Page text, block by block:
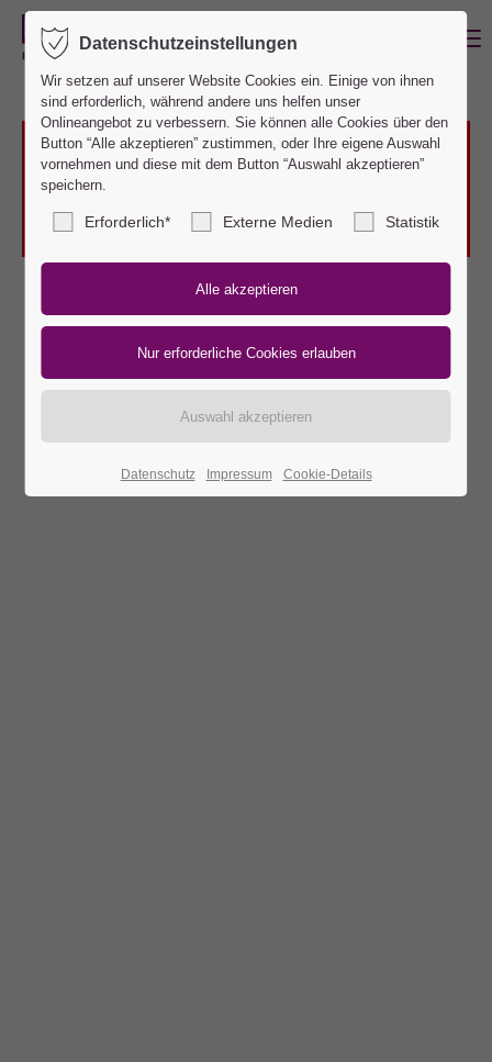
Das Laden von OpenStreetMap wurde nicht
erlaubt. Bitte ändern Sie die
Einstellungen
Datenschutzeinstellungen
Wir setzen auf unserer Website Cookies ein. Einige von ihnen
sind erforderlich, während andere uns helfen unser
Onlineangebot zu verbessern. Sie können alle Cookies über den
Button “Alle akzeptieren” zustimmen, oder Ihre eigene Auswahl
vornehmen und diese mit dem Button “Auswahl akzeptieren”
speichern.
Erforderlich* Externe Medien Statistik
Datenschutz Impressum Cookie-Details